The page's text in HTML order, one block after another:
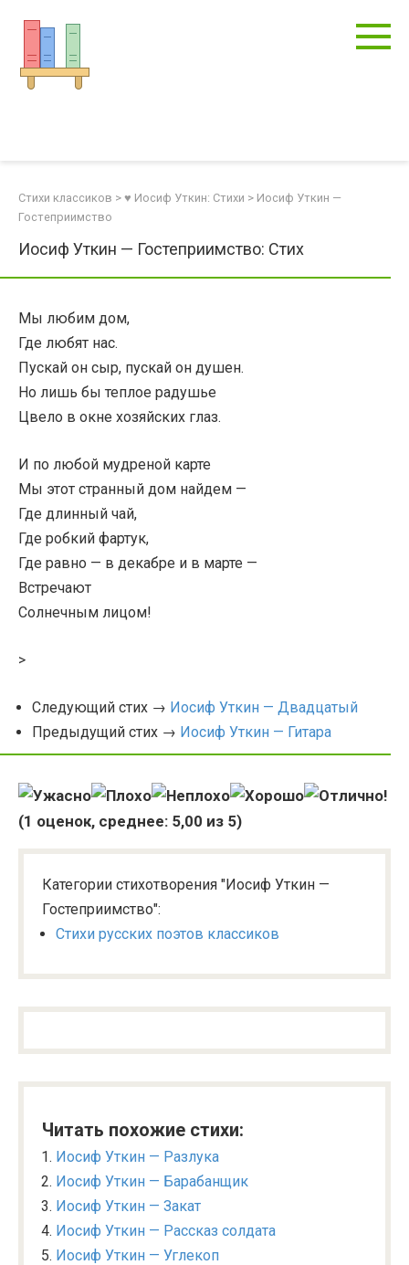
контенту
Стихи классиков > ♥ Иосиф Уткин: Стихи > Иосиф Уткин —
Гостеприимство
Иосиф Уткин — Гостеприимство: Стих
Мы любим дом,
Где любят нас.
Пускай он сыр, пускай он душен.
Но лишь бы теплое радушье
Цвело в окне хозяйских глаз.
И по любой мудреной карте
Мы этот странный дом найдем —
Где длинный чай,
Где робкий фартук,
Где равно — в декабре и в марте —
Встречают
Солнечным лицом!
>
Следующий стих → Иосиф Уткин — Двадцатый
Предыдущий стих → Иосиф Уткин — Гитара
(1 оценок, среднее: 5,00 из 5)
Категории стихотворения "Иосиф Уткин —
Гостеприимство":
Стихи русских поэтов классиков
Читать похожие стихи:
Иосиф Уткин — Разлука
Иосиф Уткин — Барабанщик
Иосиф Уткин — Закат
Иосиф Уткин — Рассказ солдата
Иосиф Уткин — Углекоп